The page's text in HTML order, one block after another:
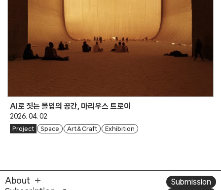
AI로 짓는 몰입의 공간, 마리우스 트로이
2026. 04. 02
Project Space Art & Craft Exhibition
About
Submission